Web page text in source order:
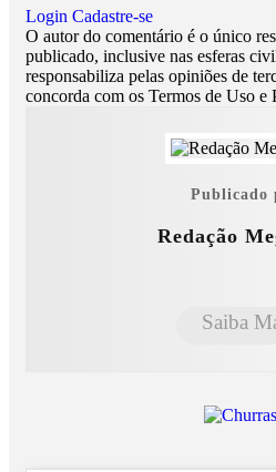
Login Cadastre-se
O autor do comentário é o único
publicado, inclusive nas esferas
responsabiliza pelas opiniões de
concorda com os Termos de Uso e
Publicado
Redação
Saiba